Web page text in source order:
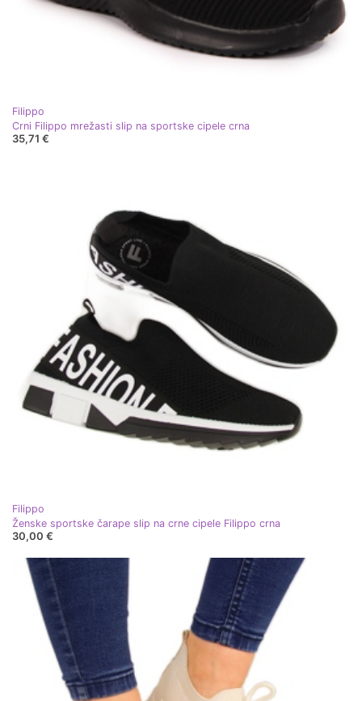
Filippo
Crni Filippo mrežasti slip na sportske cipele crna
35,71 €
Filippo
Ženske sportske čarape slip na crne cipele Filippo crna
30,00 €